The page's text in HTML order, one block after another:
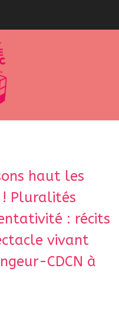
haut les
Pluralités
: récits
vivant
CDCN à